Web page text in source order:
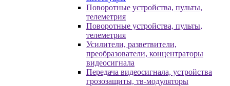
Поворотные устройства, пульты,
телеметрия
Поворотные устройства, пульты,
телеметрия
Усилители, разветвители,
преобразователи, концентраторы
видеосигнала
Передача видеосигнала, устройства
грозозащиты, тв-модуляторы